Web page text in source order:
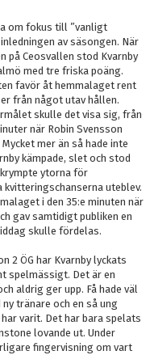
om fokus till ”vanligt
av säsongen. När
på Ceosvallen stod Kvarnby
med tre friska poäng.
favör åt hemmalaget rent
från något utav hållen.
skulle det visa sig, från
när Robin Svensson
mer än så hade inte
kämpade, slet och stod
ytorna för
uteblev.
i den 35:e minuten när
gav samtidigt publiken en
skulle fördelas.
2 ÖG har Kvarnby lyckats
spelmässigt. Det är en
aldrig ger upp. Få hade väl
tränare och en så ung
varit. Det har bara spelats
lovande ut. Under
fingervisning om vart